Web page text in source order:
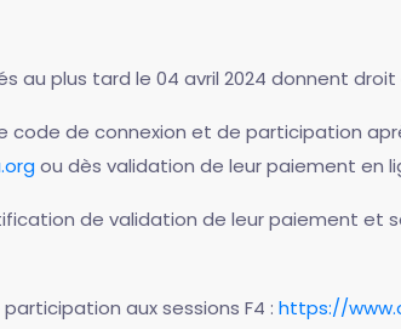
plus tard le 04 avril 2024 donnent
code de connexion et de participation
ou dès validation de leur paiement en
de validation de leur paiement et
aux sessions F4 : https://